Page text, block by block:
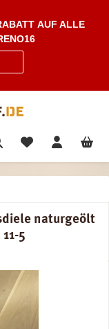
AUF ALLE
naturgeölt
5